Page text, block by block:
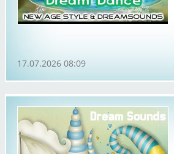
17.07.2026 08:09